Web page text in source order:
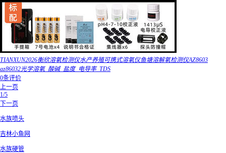
TIANXUN2026衡欣溶氧检测仪水产养殖可携式溶氧仪鱼塘溶解氧检测仪AZ8603
az86032光学溶氧_酸碱_盐度_电导率_TDS
0条评价
上一页
1/5
下一页
水族喷头
吉林小鱼网
水族硬管